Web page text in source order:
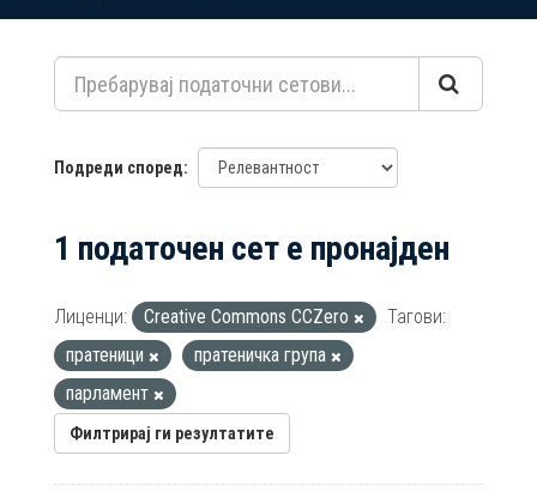
содржина
Подреди според
1 податочен сет е пронајден
Лиценци: Creative Commons CCZero
Тагови:
пратеници
пратеничка група
парламент
Филтрирај ги резултатите